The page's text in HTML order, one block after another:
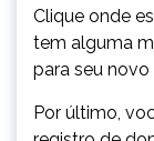
Clique onde
tem alguma
para seu novo
Por último,